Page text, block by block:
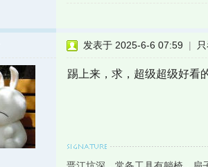
发表于 2025-6-6 07:59 |
踢上来，求，超级超级好看